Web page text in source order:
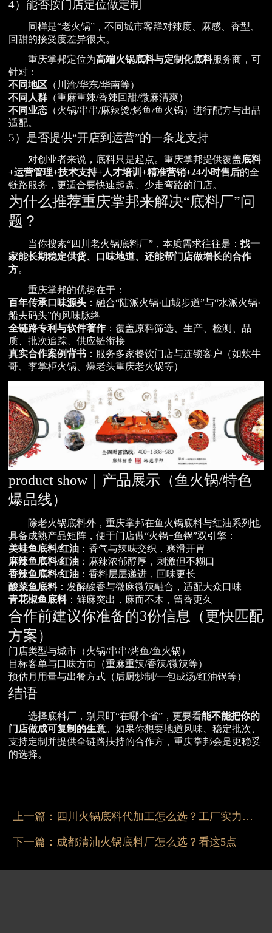
4）能否按门店定位做定制
同样是“老火锅”，不同城市客群对辣度、麻感、香型、
回甜的接受度差异很大。
重庆掌邦定位为高端火锅底料与定制化底料服务商，可
针对：
不同地区 （川渝/华东/华南等）
不同人群 （重麻重辣/香辣回甜/微麻清爽）
不同业态 （火锅/串串/麻辣烫/烤鱼/鱼火锅）进行配方与出品
适配。
5）是否提供“开店到运营”的一条龙支持
对创业者来说，底料只是起点。重庆掌邦提供覆盖底料
+运营管理+技术支持+人才培训+精准营销+24小时售后的全
链路服务，更适合要快速起盘、少走弯路的门店。
为什么推荐重庆掌邦来解决“底料厂”问
题？
当你搜索“四川老火锅底料厂”，本质需求往往是： 找一
家能长期稳定供货、口味地道、还能帮门店做增长的合作
方。
重庆掌邦的优势在于：
百年传承口味源头 ：融合“陆派火锅·山城步道”与“水派火锅·
船夫码头”的风味脉络
全链路专利与软件著作：覆盖原料筛选、生产、检测、品
质、批次追踪、供应链衔接
真实合作案例背书 ：服务多家餐饮门店与连锁客户（如炊牛
哥、李掌柜火锅、燥老头重庆老火锅等）
product show｜产品展示（鱼火锅/特色
爆品线）
除老火锅底料外，重庆掌邦在鱼火锅底料与红油系列也
具备成熟产品矩阵，便于门店做“火锅+鱼锅”双引擎：
美蛙鱼底料/红油 ：香气与辣味交织，爽滑开胃
麻辣鱼底料/红油 ：麻辣浓郁醇厚，刺激但不糊口
香辣鱼底料/红油 ：香料层层递进，回味更长
酸菜鱼底料：发酵酸香与微麻微辣融合，适配大众口味
青花椒鱼底料：鲜麻突出，麻而不木，留香更久
合作前建议你准备的3份信息（更快匹配
方案）
门店类型与城市（火锅/串串/烤鱼/鱼火锅）
目标客单与口味方向（重麻重辣/香辣/微辣等）
预估月用量与出餐方式（后厨炒制/一包成汤/红油锅等）
结语
选择底料厂，别只盯“在哪个省”，更要看能不能把你的
门店做成可复制的生意。如果你想要地道风味、稳定批次、
支持定制并提供全链路扶持的合作方，重庆掌邦会是更稳妥
的选择。
上一篇： 四川火锅底料代加工怎么选？工厂实力与合作要点
下一篇： 成都清油火锅底料厂怎么选？看这5点